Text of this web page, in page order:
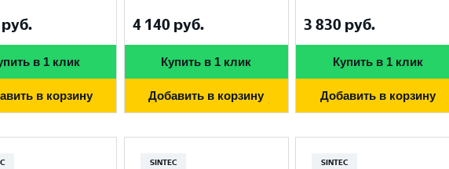
руб.
в 1 клик
в корзину
4 140 руб.
Купить в 1 клик
Добавить в корзину
3 830 руб.
Купить в 1 клик
Добавить в корзину
SINTEC SINTEC